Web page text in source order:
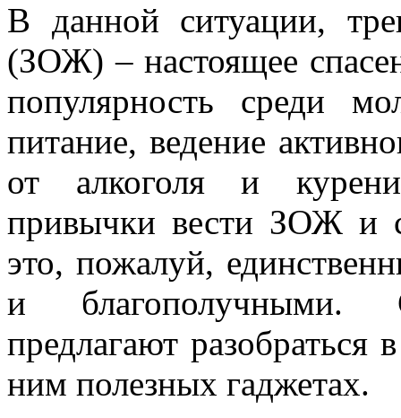
В данной ситуации,
(ЗОЖ) – настоящее
популярность среди
питание, ведение
от алкоголя и
привычки вести ЗОЖ и
это, пожалуй,
и благополучными.
предлагают
ним полезных гаджетах.